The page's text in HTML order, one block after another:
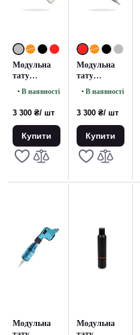
Модульна
тату
машинка
• В наявності
3 300 ₴/ шт
Купити
Модульна
тату
машинка
• В наявності
3 300 ₴/ шт
Купити
Модульна
Модульна